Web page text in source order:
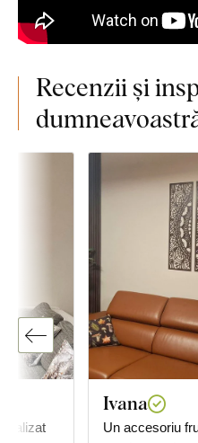
Recenzii și
Ivana
Un accesoriu